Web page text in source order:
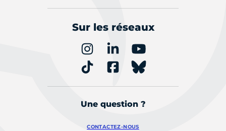
Sur les réseaux
Une question ?
CONTACTEZ-NOUS